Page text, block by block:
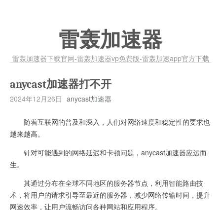
雷轰加速器
雷轰加速器下载官网-雷轰加速器vp免费版-雷轰加速app官方下载
anycast加速器打不开
2024年12月26日 anycast加速器
随着互联网的普及和深入，人们对网络速度和稳定性的要求也
越来越高。
针对可能遇到的网络延迟和卡顿问题，anycast加速器应运而
生。
其通过分布在全球不同地区的服务器节点，利用智能路由技
术，将用户的请求引导至最近的服务器，减少网络传输时间，提升
网速效率，让用户流畅访问各种网站和应用程序。